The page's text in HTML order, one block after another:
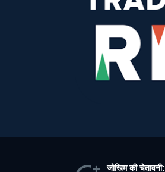
जोखिम की चेतावनी: